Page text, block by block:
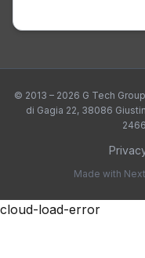
© 2013 – 2026 G Tech
di Gagia 22, 38086
Made with
cloud-load-error